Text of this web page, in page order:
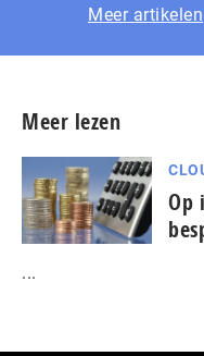
Meer artikelen
Meer lezen
Op
...